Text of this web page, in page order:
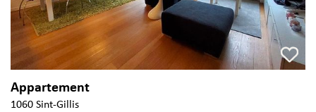
Appartement
1060 Sint-Gillis